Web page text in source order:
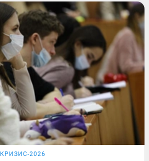
КРИЗИС-2026